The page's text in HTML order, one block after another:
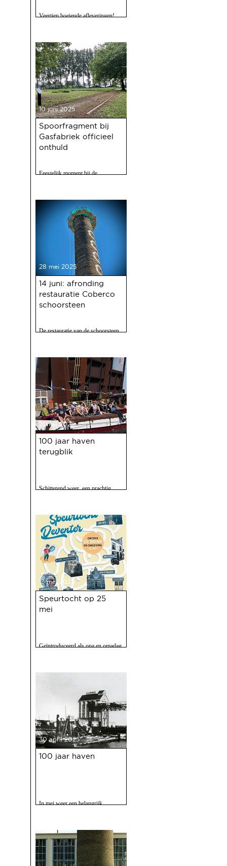
Veertien boeiende afleveringen!
10 juni 2025
Spoorfragment bij
Gasfabriek officieel
onthuld
Feestelijk moment bij de
28 mei 2025
14 juni: afronding
restauratie Coberco
schoorsteen
De restauratie van de schoorsteen
21 mei 2025
100 jaar haven
terugblik
Schitterend weer, een prachtig
op 10 mei jl. van 100 jaar Haven
was een ongekend succes.
13 mei 2025
Speurtocht op 25
mei
Geïntroduceerd als opa en omadag
30 april 2025
100 jaar haven
In mei weer een belangrijk
haven 100 jaar bestaat.